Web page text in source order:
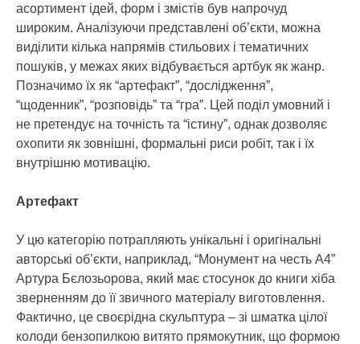
асортимент ідей, форм і змістів був напрочуд
широким. Аналізуючи представлені об’єкти, можна
виділити кілька напрямів стильових і тематичних
пошуків, у межах яких відбувається артбук як жанр.
Позначимо їх як “артефакт”, “дослідження”,
“щоденник”, “розповідь” та “гра”. Цей поділ умовний і
не претендує на точність та “істину”, однак дозволяє
охопити як зовнішні, формальні риси робіт, так і їх
внутрішню мотивацію.
Артефакт
У цю категорію потрапляють унікальні і оригінальні
авторські об’єкти, наприклад, “Монумент на честь А4”
Артура Бєлозьорова, який має стосунок до книги хіба
зверненням до її звичного матеріалу виготовлення.
Фактично, це своєрідна скульптура – зі шматка цілої
колоди бензопилкою витято прямокутник, що формою